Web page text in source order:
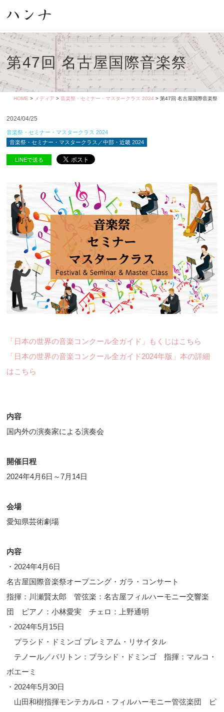
第47回 名古屋国際音楽祭
HOME > メディア > 音楽祭・セミナー・マスタークラス 2024 > 第47回 名古屋国際音楽祭
2024/04/25
音楽祭・セミナー・マスタークラス 2024
音楽祭・セミナー・マスタークラス／中部・近畿 2024
LINEで送る
「日本の世界の音楽コンクール全ガイド」もくじはこちら
「日本の世界の音楽コンクール全ガイド2024年版」本の詳細
はこちら
内容
国内外の演奏家による演奏会
開催日程
2024年4月6日～7月14日
会場
愛知県芸術劇場
内容
・2024年4月6日
名古屋国際音楽祭オープニング・ガラ・コンサート
指揮：川瀬賢太郎 管弦楽：名古屋フィルハーモニー交響楽
団 ピアノ：小林愛実 チェロ：上野通明
・2024年5月15日
プラシド・ドミンゴ プレミアム・リサイタル
テノール／バリトン：プラシド・ドミンゴ 指揮：マルコ・
ボエーミ
・2024年5月30日
山田和樹指揮モンテカルロ・フィルハーモニー管弦楽団 ピ